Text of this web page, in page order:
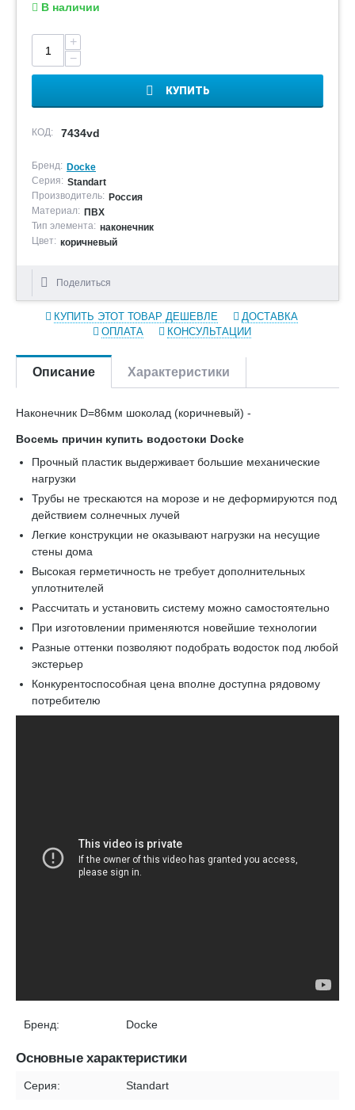
В наличии
+
−
КУПИТЬ
КОД: 7434vd
Бренд: Docke
Серия: Standart
Производитель: Россия
Материал: ПВХ
Тип элемента: наконечник
Цвет: коричневый
Поделиться
КУПИТЬ ЭТОТ ТОВАР ДЕШЕВЛЕ
ДОСТАВКА
ОПЛАТА
КОНСУЛЬТАЦИИ
Описание Характеристики
Наконечник D=86мм шоколад (коричневый) -
Восемь причин купить водостоки Docke
Прочный пластик выдерживает большие механические
нагрузки
Трубы не трескаются на морозе и не деформируются под
действием солнечных лучей
Легкие конструкции не оказывают нагрузки на несущие
стены дома
Высокая герметичность не требует дополнительных
уплотнителей
Рассчитать и установить систему можно самостоятельно
При изготовлении применяются новейшие технологии
Разные оттенки позволяют подобрать водосток под любой
экстерьер
Конкурентоспособная цена вполне доступна рядовому
потребителю
Бренд: Docke
Основные характеристики
Серия: Standart